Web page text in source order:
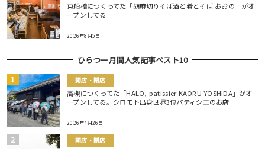
東船橋につくってた「胡麻切りそば酒と肴とそば おおの」がオ
ープンしてる
2026年8月5日
ひらつー月間人気記事ベスト10
開店・閉店
高槻につくってた「HALO, patissier KAORU YOSHIDA」がオ
ープンしてる。シロモト出身世界3位パティシエのお店
2026年7月26日
開店・閉店